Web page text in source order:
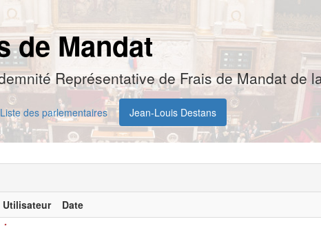
de Mandat
Représentative de Frais de Mandat de
Liste des parlementaires Jean-Louis Destans
Utilisateur Date